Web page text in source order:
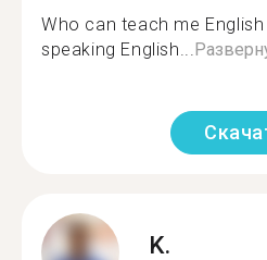
Who can teach me
speaking English...
K.